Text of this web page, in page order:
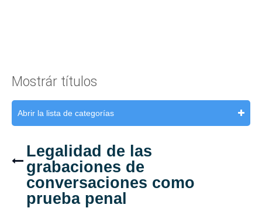
Mostrár títulos
Abrir la lista de categorías
Legalidad de las
grabaciones de
conversaciones como
prueba penal